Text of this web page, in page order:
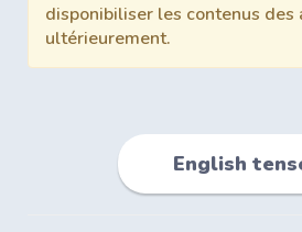
disponibiliser les contenus des
ultérieurement.
English